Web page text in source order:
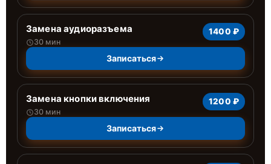
Замена аудиоразъема
30 мин
1400 ₽
Записаться
Замена кнопки включения
30 мин
1200 ₽
Записаться